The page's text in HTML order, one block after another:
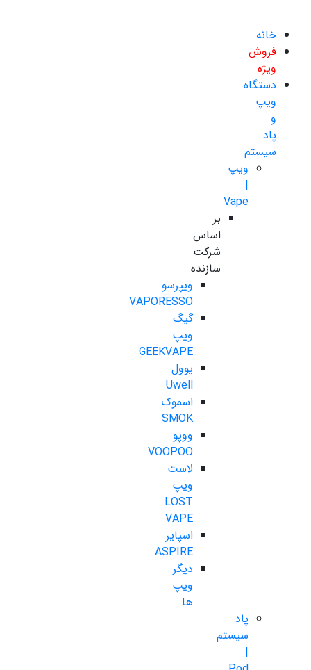
خانه
فروش
ویژه
دستگاه
ویپ
و
پاد
سیستم
ویپ
|
Vape
بر
اساس
شرکت
سازنده
ویپرسو
VAPORESSO
گیگ
ویپ
GEEKVAPE
یوول
Uwell
اسموک
SMOK
ووپو
VOOPOO
لاست
ویپ
LOST
VAPE
اسپایر
ASPIRE
دیگر
ویپ
ها
پاد
سیستم
|